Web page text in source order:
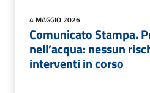
4 MAGGIO 2026
Comunicato Stampa.
nell’acqua: nessun
interventi in corso